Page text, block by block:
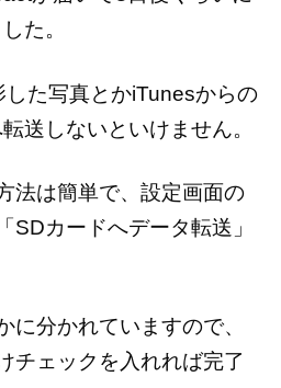
た。
た写真とかiTunesからの
送しないといけません。
法は簡単で、設定画面の
SDカードへデータ転送」
に分かれていますので、
チェックを入れれば完了